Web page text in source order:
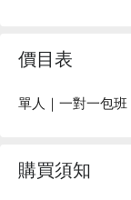
增強孩子的社
價目表
單人｜一對一包
購買須知